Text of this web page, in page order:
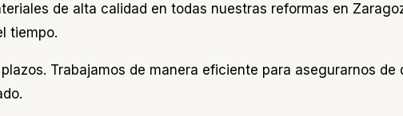
de alta calidad en todas nuestras reformas en
tiempo.
Trabajamos de manera eficiente para asegurarnos